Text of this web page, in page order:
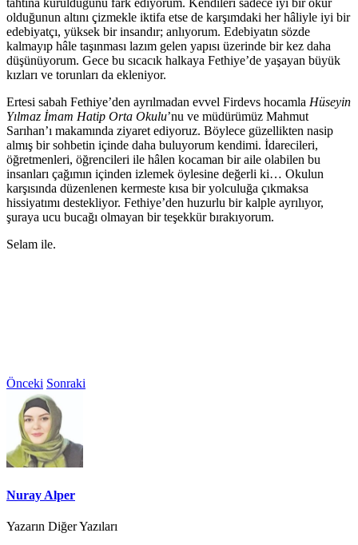
tahtına kurulduğunu fark ediyorum. Kendileri sadece iyi bir okur
olduğunun altını çizmekle iktifa etse de karşımdaki her hâliyle iyi bir
edebiyatçı, yüksek bir insandır; anlıyorum. Edebiyatın sözde
kalmayıp hâle taşınması lazım gelen yapısı üzerinde bir kez daha
düşünüyorum. Gece bu sıcacık halkaya Fethiye’de yaşayan büyük
kızları ve torunları da ekleniyor.
Ertesi sabah Fethiye’den ayrılmadan evvel Firdevs hocamla Hüseyin
Yılmaz İmam Hatip Orta Okulu’nu ve müdürümüz Mahmut
Sarıhan’ı makamında ziyaret ediyoruz. Böylece güzellikten nasip
almış bir sohbetin içinde daha buluyorum kendimi. İdarecileri,
öğretmenleri, öğrencileri ile hâlen kocaman bir aile olabilen bu
insanları çağımın içinden izlemek öylesine değerli ki… Okulun
karşısında düzenlenen kermeste kısa bir yolculuğa çıkmaksa
hissiyatımı destekliyor. Fethiye’den huzurlu bir kalple ayrılıyor,
şuraya ucu bucağı olmayan bir teşekkür bırakıyorum.
Selam ile.
Önceki Sonraki
Nuray Alper
Yazarın Diğer Yazıları